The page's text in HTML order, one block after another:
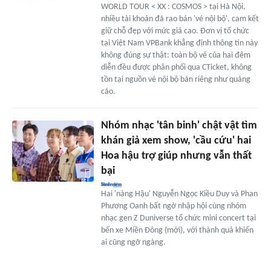
WORLD TOUR < XX : COSMOS > tại Hà Nội,
nhiều tài khoản đã rao bán 'vé nội bộ', cam kết
giữ chỗ đẹp với mức giá cao. Đơn vị tổ chức
tại Việt Nam VPBank khẳng định thông tin này
không đúng sự thật: toàn bộ vé của hai đêm
diễn đều được phân phối qua CTicket, không
tồn tại nguồn vé nội bộ bán riêng như quảng
cáo.
Nhóm nhạc 'tân binh' chật vật tìm
khán giả xem show, 'cầu cứu' hai
Hoa hậu trợ giúp nhưng vẫn thất
bại
Hai 'nàng Hậu' Nguyễn Ngọc Kiều Duy và Phan
Phương Oanh bất ngờ nhập hội cùng nhóm
nhạc gen Z Duniverse tổ chức mini concert tại
bến xe Miền Đông (mới), với thành quả khiến
ai cũng ngỡ ngàng.